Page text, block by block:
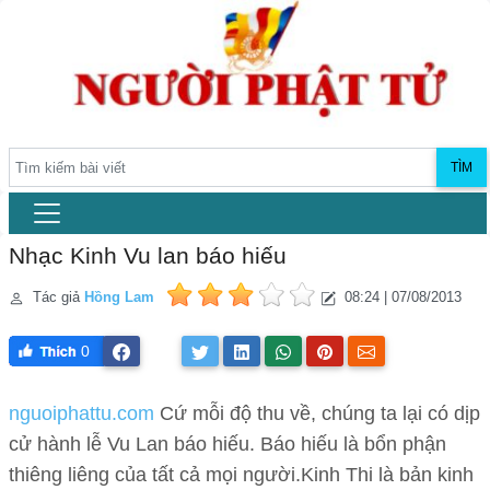
TÌM
Nhạc Kinh Vu lan báo hiếu
Tác giả Hồng Lam 08:24 | 07/08/2013
0
nguoiphattu.com Cứ mỗi độ thu về, chúng ta lại có dịp
cử hành lễ Vu Lan báo hiếu. Báo hiếu là bổn phận
thiêng liêng của tất cả mọi người.Kinh Thi là bản kinh